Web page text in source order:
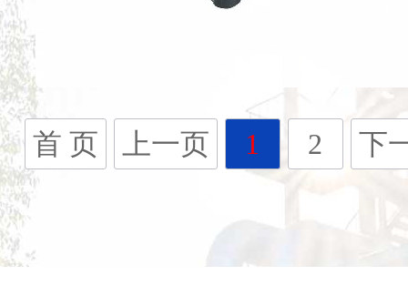
首 页 上一页 1 2 下